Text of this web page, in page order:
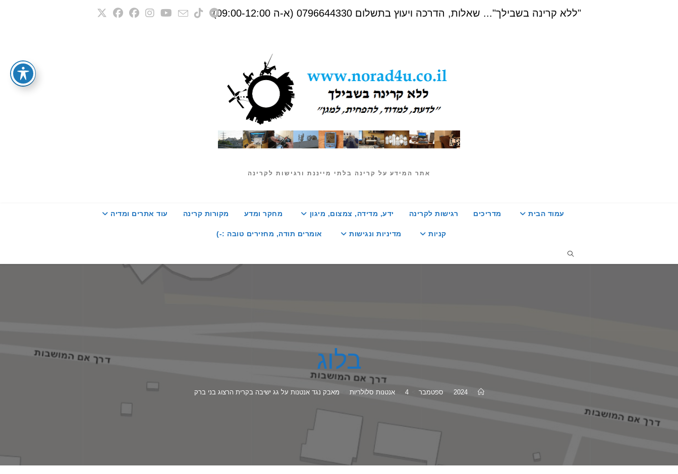
"ללא קרינה בשבילך"... שאלות, הדרכה ויעוץ בתשלום 0796644330 (א-ה 09:00-12:00)
אתר המידע על קרינה בלתי מייננת ורגישות לקרינה
עמוד הבית מדריכים רגישות לקרינה ידע, מדידה, צמצום, מיגון מחקר ומדע מקורות קרינה עוד אתרים ומדיה
קניות מדיניות ונגישות אומרים תודה, מחזירים טובה :-)
בלוג
2024 ספטמבר 4 אנטנות סלולריות מאבק נגד אנטנות על גג ישיבה בקרית הרצוג בני ברק